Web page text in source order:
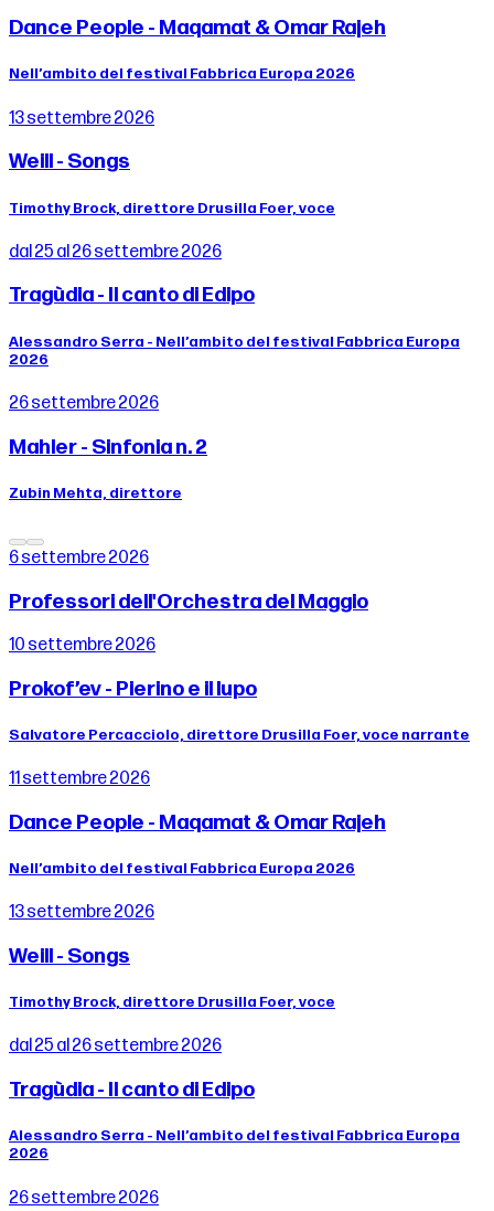
Dance People - Maqamat & Omar Rajeh
Nell’ambito del festival Fabbrica Europa 2026
13 settembre 2026
Weill - Songs
Timothy Brock, direttore Drusilla Foer, voce
dal 25 al 26 settembre 2026
Tragùdia - Il canto di Edipo
Alessandro Serra - Nell’ambito del festival Fabbrica Europa
2026
26 settembre 2026
Mahler - Sinfonia n. 2
Zubin Mehta, direttore
6 settembre 2026
Professori dell'Orchestra del Maggio
10 settembre 2026
Prokof’ev - Pierino e il lupo
Salvatore Percacciolo, direttore Drusilla Foer, voce narrante
11 settembre 2026
Dance People - Maqamat & Omar Rajeh
Nell’ambito del festival Fabbrica Europa 2026
13 settembre 2026
Weill - Songs
Timothy Brock, direttore Drusilla Foer, voce
dal 25 al 26 settembre 2026
Tragùdia - Il canto di Edipo
Alessandro Serra - Nell’ambito del festival Fabbrica Europa
2026
26 settembre 2026